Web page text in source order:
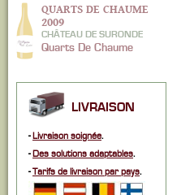
QUARTS DE CHAUME
2009
CHÂTEAU DE SURONDE
Quarts De Chaume
LIVRAISON
-Livraison soignée.
-Des solutions adaptables.
-Tarifs de livraison par pays.